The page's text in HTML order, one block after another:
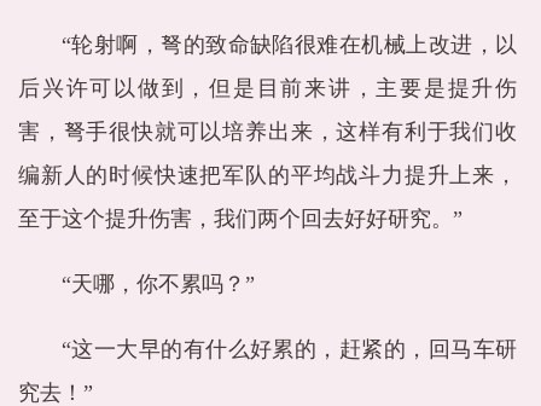
“轮射啊，弩的致命缺陷很难在机械上改进，以
后兴许可以做到，但是目前来讲，主要是提升伤
害，弩手很快就可以培养出来，这样有利于我们收
编新人的时候快速把军队的平均战斗力提升上来，
至于这个提升伤害，我们两个回去好好研究。”
“天哪，你不累吗？”
“这一大早的有什么好累的，赶紧的，回马车研
究去！”